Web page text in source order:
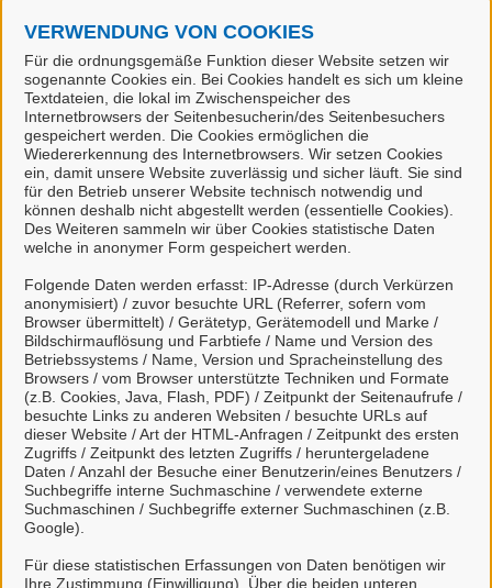
VERWENDUNG VON COOKIES
Für die ordnungsgemäße Funktion dieser Website setzen wir
sogenannte Cookies ein. Bei Cookies handelt es sich um kleine
Textdateien, die lokal im Zwischenspeicher des
Internetbrowsers der Seitenbesucherin/des Seitenbesuchers
gespeichert werden. Die Cookies ermöglichen die
Wiedererkennung des Internetbrowsers. Wir setzen Cookies
ein, damit unsere Website zuverlässig und sicher läuft. Sie sind
für den Betrieb unserer Website technisch notwendig und
können deshalb nicht abgestellt werden (essentielle Cookies).
Des Weiteren sammeln wir über Cookies statistische Daten
welche in anonymer Form gespeichert werden.
Folgende Daten werden erfasst: IP-Adresse (durch Verkürzen
anonymisiert) / zuvor besuchte URL (Referrer, sofern vom
Browser übermittelt) / Gerätetyp, Gerätemodell und Marke /
Bildschirmauflösung und Farbtiefe / Name und Version des
Betriebssystems / Name, Version und Spracheinstellung des
Browsers / vom Browser unterstützte Techniken und Formate
(z.B. Cookies, Java, Flash, PDF) / Zeitpunkt der Seitenaufrufe /
besuchte Links zu anderen Websiten / besuchte URLs auf
dieser Website / Art der HTML-Anfragen / Zeitpunkt des ersten
Zugriffs / Zeitpunkt des letzten Zugriffs / heruntergeladene
Daten / Anzahl der Besuche einer Benutzerin/eines Benutzers /
Suchbegriffe interne Suchmaschine / verwendete externe
Suchmaschinen / Suchbegriffe externer Suchmaschinen (z.B.
Google).
Für diese statistischen Erfassungen von Daten benötigen wir
Ihre Zustimmung (Einwilligung). Über die beiden unteren
Juristische Personen,
Vereinigungen, denen ein Recht zustehen
kann
natürliche Personen, die beruflich oder
gewerblich tätig sind.
Eine Nutzung ist aber auch durch Behörden im
Sinne von § 1 Abs. 4 Verwaltungsverfahrensgesetz
Mit einem Klick auf "Anmelden mit Mein
Unternehmenskonto" haben Sie die
Datenschutzbestimmungenzur Kenntnis
genommen und willigen der Übermittlung ihrer
Daten aus Mein Unternehmenskonto an das
Serviceportal Stadt Celle ein.
So funktioniert´s: